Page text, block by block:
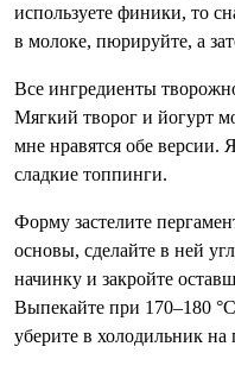
используете финики, то
в молоке, пюрируйте, а
Все ингредиенты
Мягкий творог и йогурт
мне нравятся обе версии.
сладкие топпинги.
Форму застелите
основы, сделайте в ней
начинку и закройте
Выпекайте при 170–180
уберите в холодильник на